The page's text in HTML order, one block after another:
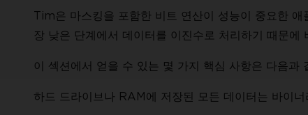
Tim은 마스킹을 포함한 비트 연산이 성능이 중요한
장 낮은 단계에서 데이터를 이진수로 처리하기 때문에
이 섹션에서 얻을 수 있는 몇 가지 핵심 사항은 다음과
하드 드라이브나 RAM에 저장된 모든 데이터는 바이너